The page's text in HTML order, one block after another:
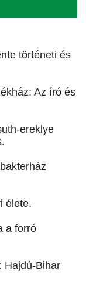
történeti és
Az író és
ereklye
élete.
a forró
Hajdú-Bihar